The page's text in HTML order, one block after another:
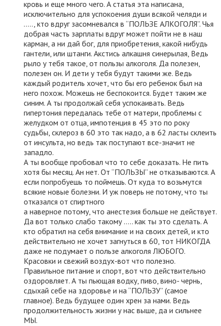
кровь и еще много чего. А статья эта написана,
исключительно для успокоения души всякой челяди и
….., кто вдруг засомневался в “ПОЛЬЗЕ АЛКОГОЛЯ”. Чья
добрая часть зарплаты вдруг может пойти не в наш
карман, а ни дай бог, для приобретения, какой нибудь
гантели, или штанги. Акстись алкашня синерылая, Ведь
рыло у тебя такое, от пользы алкоголя. Да полезен,
полезен он. И дети у тебя будут такими же. Ведь
каждый родитель хочет, что бы его ребенок был на
него похож. Можешь не беспокоится. Будет таким же
синим. А ты продолжай себя успокаивать. Ведь
гипертония передалась тебе от матери, проблемы с
желудком от отца, импотенция в 45 это по року
судьбы, склероз в 60 это так надо, а в 62 ласты склеить
от инсульта, но ведь так поступают все-значит не
западло.
А ты вообще пробовал что то себе доказать. Не пить
хотя бы месяц. Ан нет. От “ПОЛЬЗЫ” не отказываются. А
если попробуешь то поймешь. От куда то возьмутся
всякие новые болезни. И уж поверь не потому, что ты
отказался от спиртного
а наверное потому, что анестезия больше не действует.
Да вот только слабо такому ….. как ты это сделать. А
кто обратил на себя внимание и на своих детей, и кто
действительно не хочет загнуться в 60, тот НИКОГДА
даже не подумает о пользе алкоголя ЛЮБОГО.
Красовки и свежий воздух-вот что полезно.
Правильное питание и спорт, вот что действительно
оздоровляет. А ты пьющая водку, пиво, вино- чернь,
сдыхай себе на здоровье и на “ПОЛЬЗУ” (самое
главное). Ведь будущее один хрен за нами. Ведь
продолжительность жизни у нас выше, да и сильнее
МЫ.